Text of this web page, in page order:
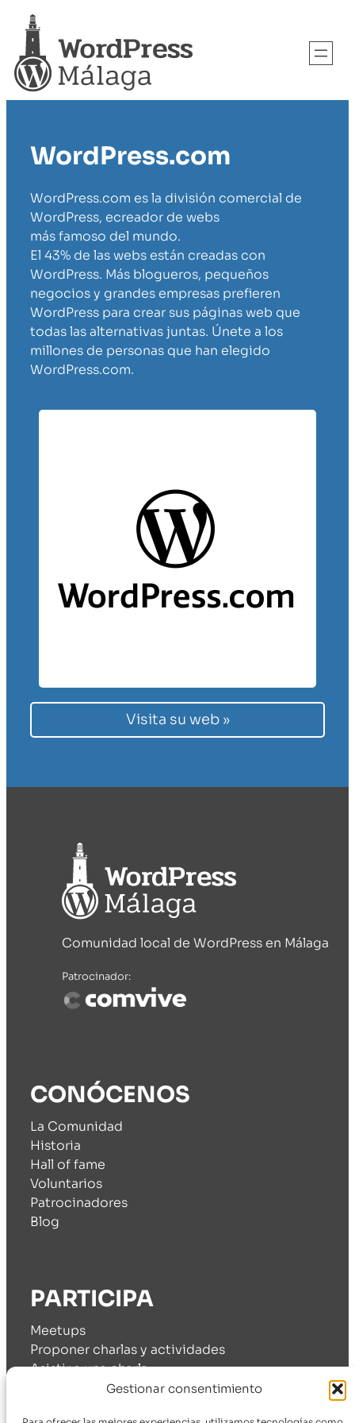
Gestionar consentimiento
WordPress.com
WordPress.com es la división comercial de
WordPress, ecreador de webs
más famoso del mundo.
El 43% de las webs están creadas con
WordPress. Más blogueros, pequeños
negocios y grandes empresas prefieren
WordPress para crear sus páginas web que
todas las alternativas juntas. Únete a los
millones de personas que han elegido
WordPress.com.
Visita su web »
Comunidad local de WordPress en Málaga
Patrocinador:
CONÓCENOS
La Comunidad
Historia
Hall of fame
Voluntarios
Patrocinadores
Blog
PARTICIPA
Meetups
Proponer charlas y actividades
Asistir a una charla
Cómo patrocinarnos